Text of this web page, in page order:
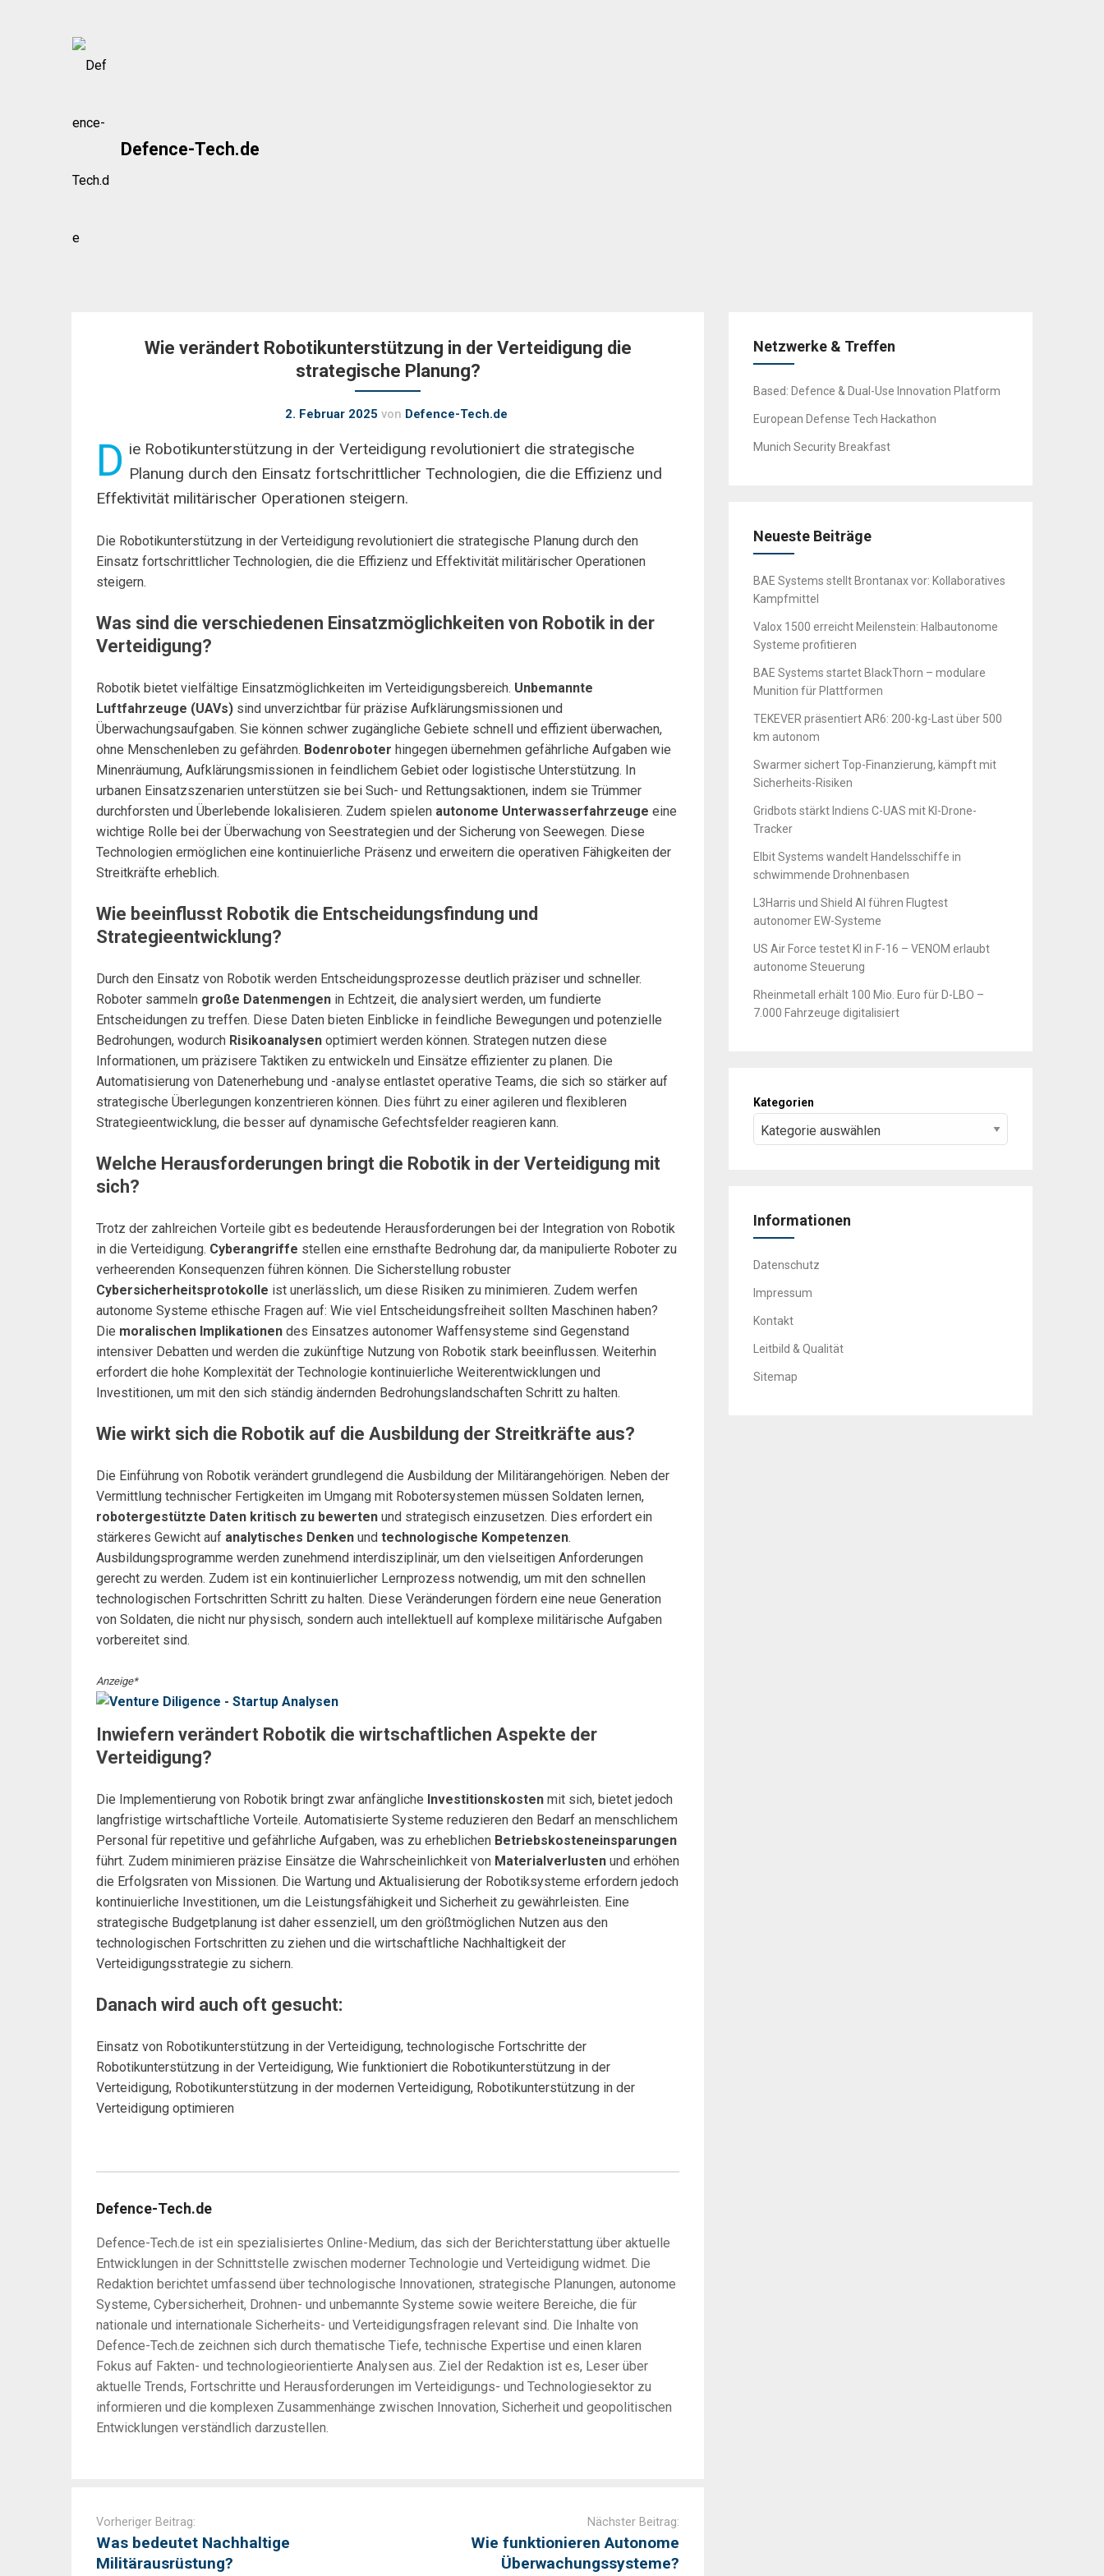
Defence-Tech.de
Wie verändert Robotikunterstützung in der Verteidigung die
strategische Planung?
2. Februar 2025 von Defence-Tech.de
D ie Robotikunterstützung in der Verteidigung revolutioniert die strategische
Planung durch den Einsatz fortschrittlicher Technologien, die die Effizienz und
Effektivität militärischer Operationen steigern.
Die Robotikunterstützung in der Verteidigung revolutioniert die strategische Planung durch den
Einsatz fortschrittlicher Technologien, die die Effizienz und Effektivität militärischer Operationen
steigern.
Was sind die verschiedenen Einsatzmöglichkeiten von Robotik in der
Verteidigung?
Robotik bietet vielfältige Einsatzmöglichkeiten im Verteidigungsbereich. Unbemannte
Luftfahrzeuge (UAVs) sind unverzichtbar für präzise Aufklärungsmissionen und
Überwachungsaufgaben. Sie können schwer zugängliche Gebiete schnell und effizient überwachen,
ohne Menschenleben zu gefährden. Bodenroboter hingegen übernehmen gefährliche Aufgaben wie
Minenräumung, Aufklärungsmissionen in feindlichem Gebiet oder logistische Unterstützung. In
urbanen Einsatzszenarien unterstützen sie bei Such- und Rettungsaktionen, indem sie Trümmer
durchforsten und Überlebende lokalisieren. Zudem spielen autonome Unterwasserfahrzeuge eine
wichtige Rolle bei der Überwachung von Seestrategien und der Sicherung von Seewegen. Diese
Technologien ermöglichen eine kontinuierliche Präsenz und erweitern die operativen Fähigkeiten der
Streitkräfte erheblich.
Wie beeinflusst Robotik die Entscheidungsfindung und
Strategieentwicklung?
Durch den Einsatz von Robotik werden Entscheidungsprozesse deutlich präziser und schneller.
Roboter sammeln große Datenmengen in Echtzeit, die analysiert werden, um fundierte
Entscheidungen zu treffen. Diese Daten bieten Einblicke in feindliche Bewegungen und potenzielle
Bedrohungen, wodurch Risikoanalysen optimiert werden können. Strategen nutzen diese
Informationen, um präzisere Taktiken zu entwickeln und Einsätze effizienter zu planen. Die
Automatisierung von Datenerhebung und -analyse entlastet operative Teams, die sich so stärker auf
strategische Überlegungen konzentrieren können. Dies führt zu einer agileren und flexibleren
Strategieentwicklung, die besser auf dynamische Gefechtsfelder reagieren kann.
Welche Herausforderungen bringt die Robotik in der Verteidigung mit
sich?
Trotz der zahlreichen Vorteile gibt es bedeutende Herausforderungen bei der Integration von Robotik
in die Verteidigung. Cyberangriffe stellen eine ernsthafte Bedrohung dar, da manipulierte Roboter zu
verheerenden Konsequenzen führen können. Die Sicherstellung robuster
Cybersicherheitsprotokolle ist unerlässlich, um diese Risiken zu minimieren. Zudem werfen
autonome Systeme ethische Fragen auf: Wie viel Entscheidungsfreiheit sollten Maschinen haben?
Die moralischen Implikationen des Einsatzes autonomer Waffensysteme sind Gegenstand
intensiver Debatten und werden die zukünftige Nutzung von Robotik stark beeinflussen. Weiterhin
erfordert die hohe Komplexität der Technologie kontinuierliche Weiterentwicklungen und
Investitionen, um mit den sich ständig ändernden Bedrohungslandschaften Schritt zu halten.
Wie wirkt sich die Robotik auf die Ausbildung der Streitkräfte aus?
Die Einführung von Robotik verändert grundlegend die Ausbildung der Militärangehörigen. Neben der
Vermittlung technischer Fertigkeiten im Umgang mit Robotersystemen müssen Soldaten lernen,
robotergestützte Daten kritisch zu bewerten und strategisch einzusetzen. Dies erfordert ein
stärkeres Gewicht auf analytisches Denken und technologische Kompetenzen.
Ausbildungsprogramme werden zunehmend interdisziplinär, um den vielseitigen Anforderungen
gerecht zu werden. Zudem ist ein kontinuierlicher Lernprozess notwendig, um mit den schnellen
technologischen Fortschritten Schritt zu halten. Diese Veränderungen fördern eine neue Generation
von Soldaten, die nicht nur physisch, sondern auch intellektuell auf komplexe militärische Aufgaben
vorbereitet sind.
Anzeige*
Inwiefern verändert Robotik die wirtschaftlichen Aspekte der
Verteidigung?
Die Implementierung von Robotik bringt zwar anfängliche Investitionskosten mit sich, bietet jedoch
langfristige wirtschaftliche Vorteile. Automatisierte Systeme reduzieren den Bedarf an menschlichem
Personal für repetitive und gefährliche Aufgaben, was zu erheblichen Betriebskosteneinsparungen
führt. Zudem minimieren präzise Einsätze die Wahrscheinlichkeit von Materialverlusten und erhöhen
die Erfolgsraten von Missionen. Die Wartung und Aktualisierung der Robotiksysteme erfordern jedoch
kontinuierliche Investitionen, um die Leistungsfähigkeit und Sicherheit zu gewährleisten. Eine
strategische Budgetplanung ist daher essenziell, um den größtmöglichen Nutzen aus den
technologischen Fortschritten zu ziehen und die wirtschaftliche Nachhaltigkeit der
Verteidigungsstrategie zu sichern.
Danach wird auch oft gesucht:
Einsatz von Robotikunterstützung in der Verteidigung, technologische Fortschritte der
Robotikunterstützung in der Verteidigung, Wie funktioniert die Robotikunterstützung in der
Verteidigung, Robotikunterstützung in der modernen Verteidigung, Robotikunterstützung in der
Verteidigung optimieren
Defence-Tech.de
Defence-Tech.de ist ein spezialisiertes Online-Medium, das sich der Berichterstattung über aktuelle
Entwicklungen in der Schnittstelle zwischen moderner Technologie und Verteidigung widmet. Die
Redaktion berichtet umfassend über technologische Innovationen, strategische Planungen, autonome
Systeme, Cybersicherheit, Drohnen- und unbemannte Systeme sowie weitere Bereiche, die für
nationale und internationale Sicherheits- und Verteidigungsfragen relevant sind. Die Inhalte von
Defence-Tech.de zeichnen sich durch thematische Tiefe, technische Expertise und einen klaren
Fokus auf Fakten- und technologieorientierte Analysen aus. Ziel der Redaktion ist es, Leser über
aktuelle Trends, Fortschritte und Herausforderungen im Verteidigungs- und Technologiesektor zu
informieren und die komplexen Zusammenhänge zwischen Innovation, Sicherheit und geopolitischen
Entwicklungen verständlich darzustellen.
navigation
Vorheriger Beitrag:
Was bedeutet Nachhaltige
Militärausrüstung?
Nächster Beitrag:
Wie funktionieren Autonome
Überwachungssysteme?
Netzwerke & Treffen
Based: Defence & Dual-Use Innovation Platform
European Defense Tech Hackathon
Munich Security Breakfast
Neueste Beiträge
BAE Systems stellt Brontanax vor: Kollaboratives
Kampfmittel
Valox 1500 erreicht Meilenstein: Halbautonome
Systeme profitieren
BAE Systems startet BlackThorn – modulare
Munition für Plattformen
TEKEVER präsentiert AR6: 200-kg-Last über 500
km autonom
Swarmer sichert Top-Finanzierung, kämpft mit
Sicherheits-Risiken
Gridbots stärkt Indiens C-UAS mit KI-Drone-
Tracker
Elbit Systems wandelt Handelsschiffe in
schwimmende Drohnenbasen
L3Harris und Shield AI führen Flugtest
autonomer EW-Systeme
US Air Force testet KI in F-16 – VENOM erlaubt
autonome Steuerung
Rheinmetall erhält 100 Mio. Euro für D-LBO –
7.000 Fahrzeuge digitalisiert
Kategorien
Informationen
Datenschutz
Impressum
Kontakt
Leitbild & Qualität
Sitemap